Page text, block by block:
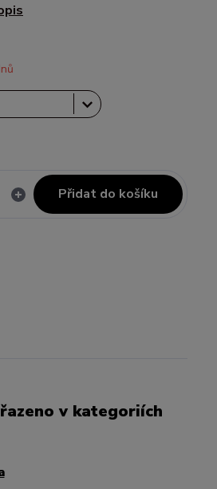
Přidat do košíku
v kategoriích